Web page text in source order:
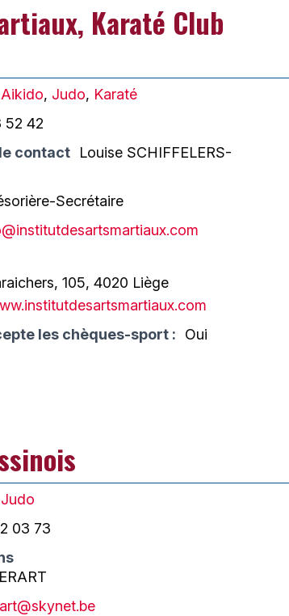
Karaté Club
Aikido, Judo, Karaté
52 42
contact
Louise SCHIFFELERS-
Secrétaire
105, 4020 Liège
les chèques-sport :
Oui
Judo
03 73